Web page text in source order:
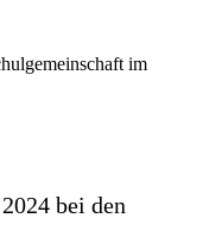
im
bei den